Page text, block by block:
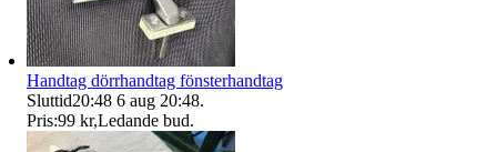
Handtag dörrhandtag fönsterhandtag
Sluttid20:48 6 aug 20:48.
Pris:99 kr,Ledande bud.